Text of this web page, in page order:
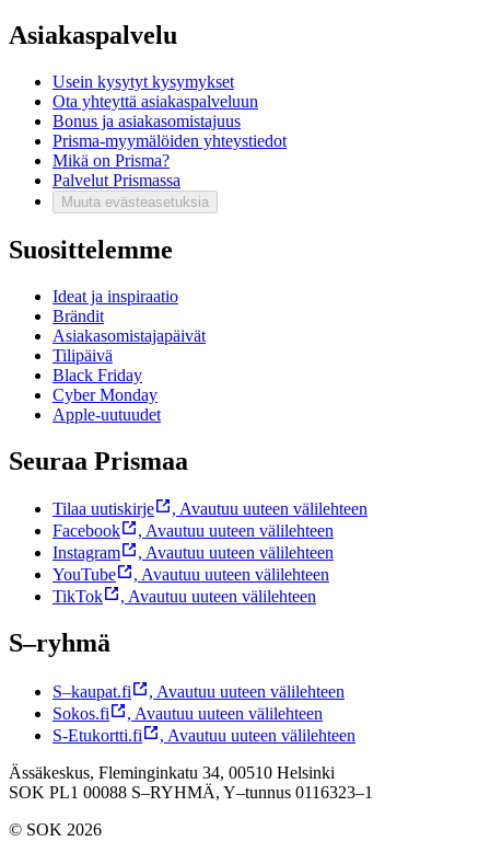
Asiakaspalvelu
Usein kysytyt kysymykset
Ota yhteyttä asiakaspalveluun
Bonus ja asiakasomistajuus
Prisma-myymälöiden yhteystiedot
Mikä on Prisma?
Palvelut Prismassa
Muuta evästeasetuksia
Suosittelemme
Ideat ja inspiraatio
Brändit
Asiakasomistajapäivät
Tilipäivä
Black Friday
Cyber Monday
Apple-uutuudet
Seuraa Prismaa
Tilaa uutiskirje , Avautuu uuteen välilehteen
Facebook
, Avautuu uuteen välilehteen
Instagram
, Avautuu uuteen välilehteen
YouTube
, Avautuu uuteen välilehteen
TikTok
, Avautuu uuteen välilehteen
S–ryhmä
S–kaupat.fi , Avautuu uuteen välilehteen
Sokos.fi
, Avautuu uuteen välilehteen
S-Etukortti.fi
, Avautuu uuteen välilehteen
Ässäkeskus, Fleminginkatu 34, 00510 Helsinki
SOK PL1 00088 S–RYHMÄ, Y–tunnus 0116323–1
© SOK 2026